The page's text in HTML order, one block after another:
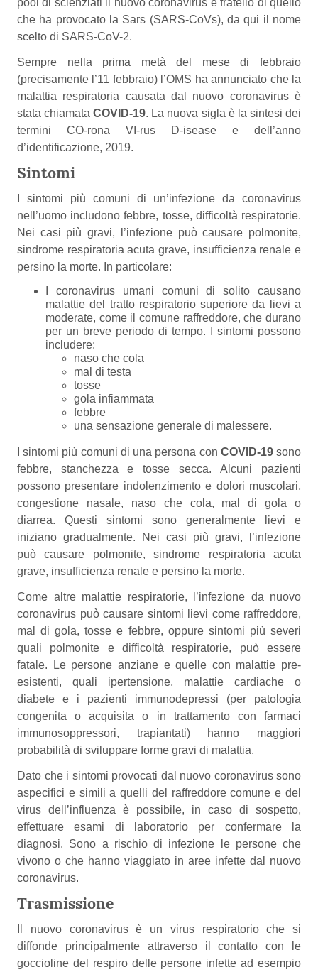
pool di scienziati il nuovo coronavirus è fratello di quello
che ha provocato la Sars (SARS-CoVs), da qui il nome
scelto di SARS-CoV-2.
Sempre nella prima metà del mese di febbraio
(precisamente l’11 febbraio) l’OMS ha annunciato che la
malattia respiratoria causata dal nuovo coronavirus è
stata chiamataCOVID-19. La nuova sigla è la sintesi dei
termini CO-rona VI-rus D-isease e dell’anno
d’identificazione, 2019.
Sintomi
I sintomi più comuni di un’infezione da coronavirus
nell’uomo includono febbre, tosse, difficoltà respiratorie.
Nei casi più gravi, l’infezione può causare polmonite,
sindrome respiratoria acuta grave, insufficienza renale e
persino la morte. In particolare:
I coronavirus umani comuni di solito causano
malattie del tratto respiratorio superiore da lievi a
moderate, come il comune raffreddore, che durano
per un breve periodo di tempo. I sintomi possono
includere:
naso che cola
mal di testa
tosse
gola infiammata
febbre
una sensazione generale di malessere.
I sintomi più comuni di una persona con COVID-19sono
febbre, stanchezza e tosse secca. Alcuni pazienti
possono presentare indolenzimento e dolori muscolari,
congestione nasale, naso che cola, mal di gola o
diarrea. Questi sintomi sono generalmente lievi e
iniziano gradualmente. Nei casi più gravi, l’infezione
può causare polmonite, sindrome respiratoria acuta
grave, insufficienza renale e persino la morte.
Come altre malattie respiratorie, l’infezione da nuovo
coronavirus può causare sintomi lievi come raffreddore,
mal di gola, tosse e febbre, oppure sintomi più severi
quali polmonite e difficoltà respiratorie, può essere
fatale. Le persone anziane e quelle con malattie pre-
esistenti, quali ipertensione, malattie cardiache o
diabete e i pazienti immunodepressi (per patologia
congenita o acquisita o in trattamento con farmaci
immunosoppressori, trapiantati) hanno maggiori
probabilità di sviluppare forme gravi di malattia.
Dato che i sintomi provocati dal nuovo coronavirus sono
aspecifici e simili a quelli del raffreddore comune e del
virus dell’influenza è possibile, in caso di sospetto,
effettuare esami di laboratorio per confermare la
diagnosi. Sono a rischio di infezione le persone che
vivono o che hanno viaggiato in aree infette dal nuovo
coronavirus.
Trasmissione
Il nuovo coronavirus è un virus respiratorio che si
diffonde principalmente attraverso il contatto con le
goccioline del respiro delle persone infette ad esempio